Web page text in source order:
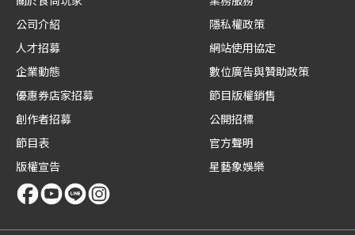
公司介紹
人才招募
企業動態
優惠券店家招募
創作者招募
節目表
版權宣告
隱私權政策
網站使用協定
數位廣告與贊助政策
節目版權銷售
公開招標
官方聲明
星藝象娛樂